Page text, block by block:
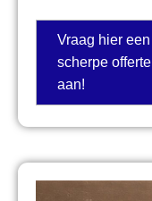
Vraag hier een
scherpe offerte
aan!